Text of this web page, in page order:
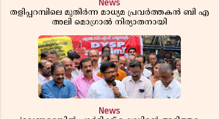
തളിപ്പറമ്പിലെ മുതിർന്ന മാധ്യമ പ്രവർത്തകൻ ബി എ
അലി മൊഗ്രാൽ നിര്യാതനായി
News